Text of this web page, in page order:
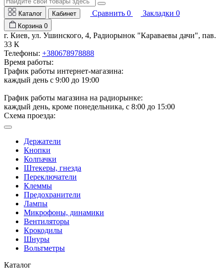
Каталог Кабинет Сравнить 0 Закладки 0
Корзина 0
г. Киев, ул. Ушинского, 4, Радиорынок "Караваевы дачи", пав.
33 К
Телефоны: +380678978888
Время работы:
График работы интернет-магазина:
каждый день с 9:00 до 19:00
График работы магазина на радиорынке:
каждый день, кроме понедельника, с 8:00 до 15:00
Схема проезда:
Держатели
Кнопки
Колпачки
Штекеры, гнезда
Переключатели
Клеммы
Предохранители
Лампы
Микрофоны, динамики
Вентиляторы
Крокодилы
Шнуры
Вольтметры
Каталог